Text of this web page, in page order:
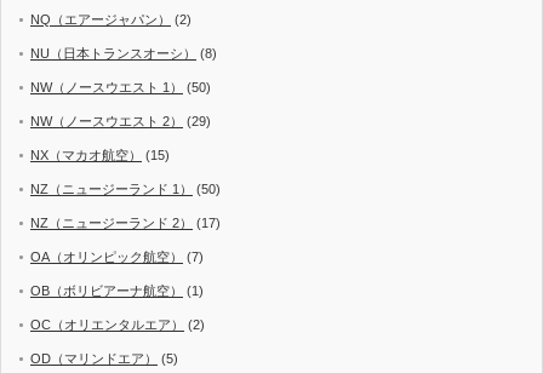
NQ（エアージャパン） (2)
NU（日本トランスオーシ） (8)
NW（ノースウエスト 1） (50)
NW（ノースウエスト 2） (29)
NX（マカオ航空） (15)
NZ（ニュージーランド 1） (50)
NZ（ニュージーランド 2） (17)
OA（オリンピック航空） (7)
OB（ボリビアーナ航空） (1)
OC（オリエンタルエア） (2)
OD（マリンドエア） (5)